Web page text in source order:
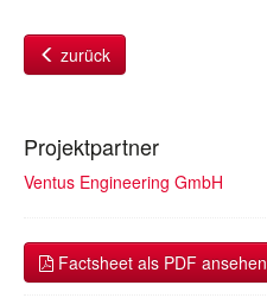
zurück
Projektpartner
Ventus Engineering GmbH
Factsheet als PDF ansehen